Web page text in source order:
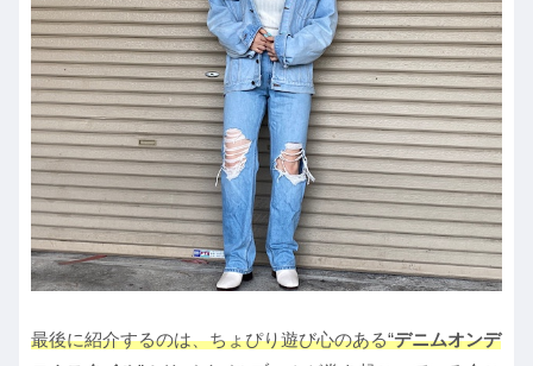
最後に紹介するのは、ちょぴり遊び心のある“デニムオンデ